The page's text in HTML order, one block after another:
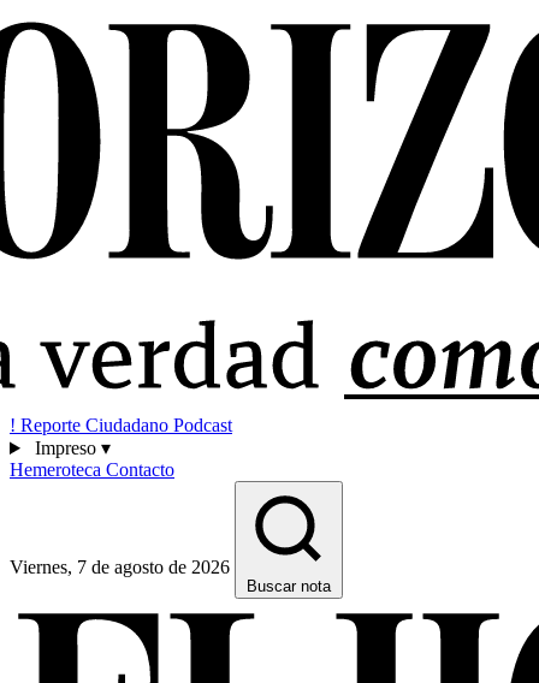
! Reporte Ciudadano Podcast
Impreso ▾
Hemeroteca Contacto
Viernes, 7 de agosto de 2026
Buscar nota